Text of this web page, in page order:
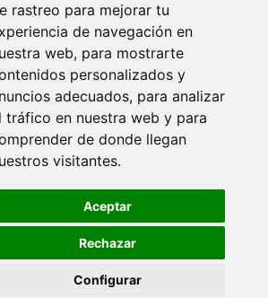
rastreo para mejorar tu
de navegación en
web, para mostrarte
personalizados y
adecuados, para analizar
tráfico en nuestra web y para
de donde llegan
visitantes.
Aceptar
Rechazar
Configurar
de contratación
Envío y entrega
Devoluciones
Formas de pago
de Privacidad